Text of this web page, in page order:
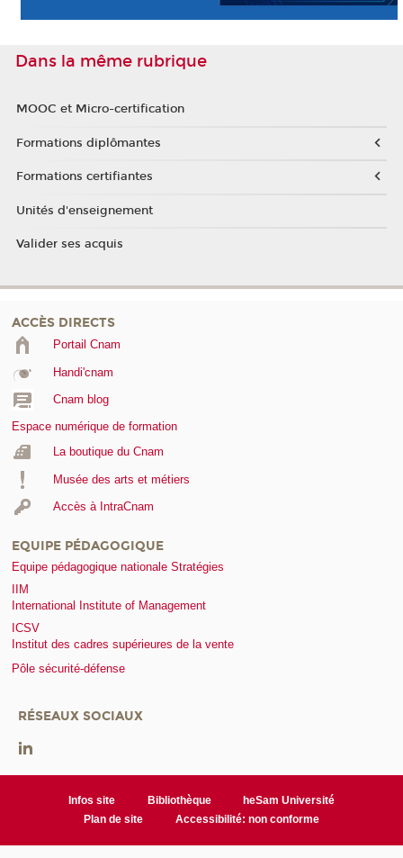
Dans la même rubrique
MOOC et Micro-certification
Formations diplômantes
Formations certifiantes
Unités d'enseignement
Valider ses acquis
ACCÈS DIRECTS
Portail Cnam
Handi'cnam
Cnam blog
Espace numérique de formation
La boutique du Cnam
Musée des arts et métiers
Accès à IntraCnam
EQUIPE PÉDAGOGIQUE
Equipe pédagogique nationale Stratégies
IIM
International Institute of Management
ICSV
Institut des cadres supérieures de la vente
Pôle sécurité-défense
RÉSEAUX SOCIAUX
Infos site Bibliothèque
heSam Université
Plan de site
Accessibilité: non conforme